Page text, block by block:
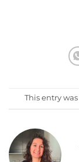
This entry